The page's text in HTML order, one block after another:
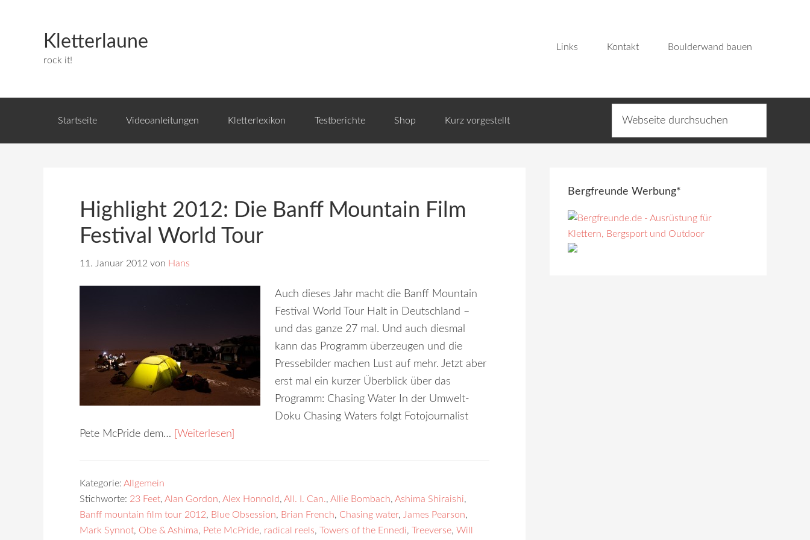
Kletterlaune
rock it!
Links Kontakt Boulderwand bauen
Startseite Videoanleitungen Kletterlexikon Testberichte Shop Kurz vorgestellt
Highlight 2012: Die Banff Mountain Film
Festival World Tour
11. Januar 2012 von Hans
Auch dieses Jahr macht die Banff Mountain
Festival World Tour Halt in Deutschland –
und das ganze 27 mal. Und auch diesmal
kann das Programm überzeugen und die
Pressebilder machen Lust auf mehr. Jetzt aber
erst mal ein kurzer Überblick über das
Programm: Chasing Water In der Umwelt-
Doku Chasing Waters folgt Fotojournalist
Pete McPride dem…
[Weiterlesen]
Kategorie: Allgemein
Stichworte: 23 Feet, Alan Gordon, Alex Honnold, All. I. Can., Allie Bombach, Ashima Shiraishi,
Banff mountain film tour 2012, Blue Obsession, Brian French, Chasing water, James Pearson,
Mark Synnot, Obe & Ashima, Pete McPride, radical reels, Towers of the Ennedi, Treeverse, Will
Bergfreunde Werbung*